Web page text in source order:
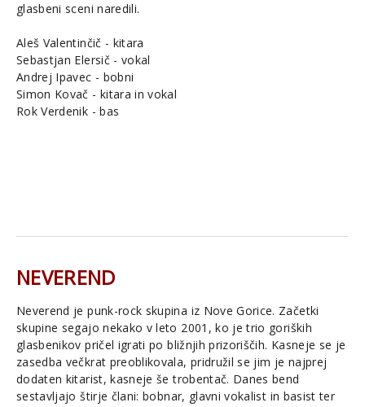
glasbeni sceni naredili.
Aleš Valentinčič - kitara
Sebastjan Elersič - vokal
Andrej Ipavec - bobni
Simon Kovač - kitara in vokal
Rok Verdenik - bas
NEVEREND
Neverend je punk-rock skupina iz Nove Gorice. Začetki
skupine segajo nekako v leto 2001, ko je trio goriških
glasbenikov pričel igrati po bližnjih prizoriščih. Kasneje se je
zasedba večkrat preoblikovala, pridružil se jim je najprej
dodaten kitarist, kasneje še trobentač. Danes bend
sestavljajo štirje člani: bobnar, glavni vokalist in basist ter